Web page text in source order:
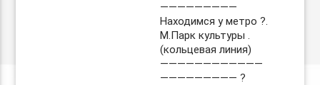
—————————
Находимся у метро ?.
М.Парк культуры .
(кольцевая линия)
————————————
————————— ?